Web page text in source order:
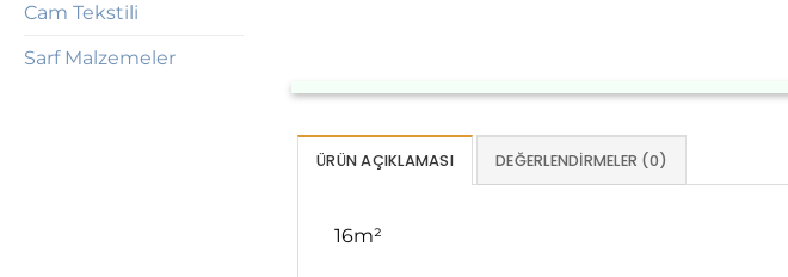
Cam Tekstili
Sarf Malzemeler
ÜRÜN AÇIKLAMASI DEĞERLENDIRMELER (0)
16m²